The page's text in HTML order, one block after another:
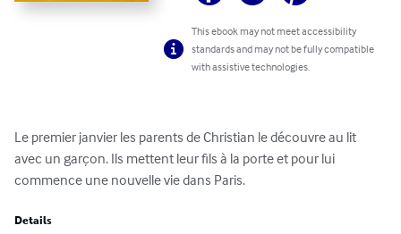
This ebook may not meet accessibility
standards and may not be fully compatible
with assistive technologies.
Le premier janvier les parents de Christian le découvre au lit
avec un garçon. Ils mettent leur fils à la porte et pour lui
commence une nouvelle vie dans Paris.
Details